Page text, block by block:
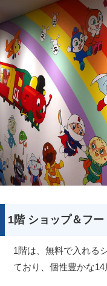
1階 ショップ＆フー
1階は、無料で入れる
ており、個性豊かな14